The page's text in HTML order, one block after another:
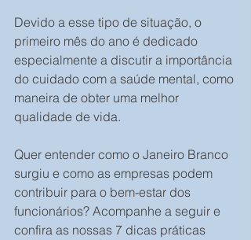
Devido a esse tipo de situação, o
primeiro mês do ano é dedicado
especialmente a discutir a importância
do cuidado com a saúde mental, como
maneira de obter uma melhor
qualidade de vida.
Quer entender como o Janeiro Branco
surgiu e como as empresas podem
contribuir para o bem-estar dos
funcionários? Acompanhe a seguir e
confira as nossas 7 dicas práticas